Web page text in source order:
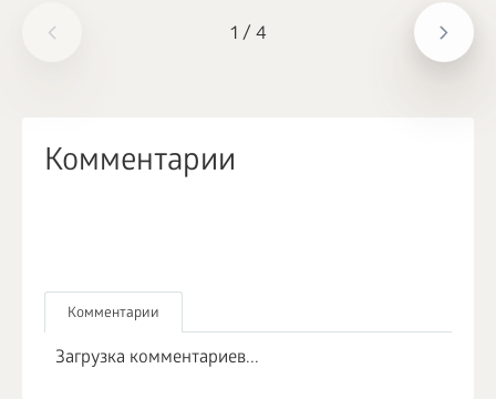
1 / 4
Комментарии
Комментарии
Загрузка комментариев...